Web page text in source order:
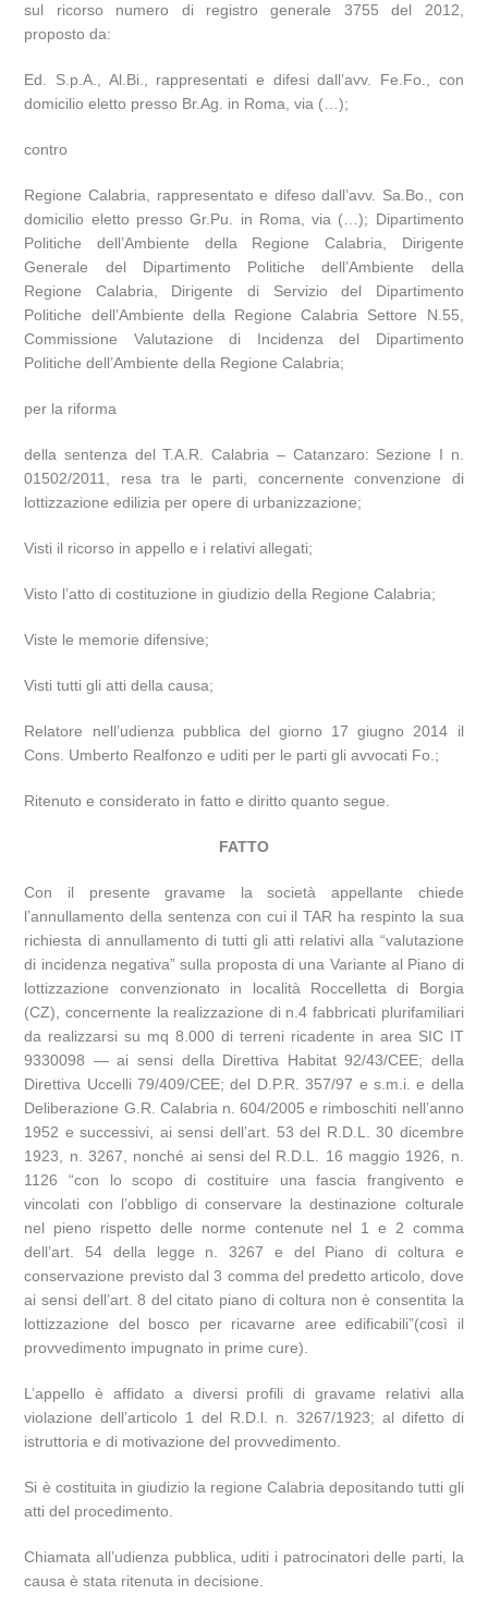
sul ricorso numero di registro generale 3755 del 2012,
proposto da:
Ed. S.p.A., Al.Bi., rappresentati e difesi dall’avv. Fe.Fo., con
domicilio eletto presso Br.Ag. in Roma, via (…);
contro
Regione Calabria, rappresentato e difeso dall’avv. Sa.Bo., con
domicilio eletto presso Gr.Pu. in Roma, via (…); Dipartimento
Politiche dell’Ambiente della Regione Calabria, Dirigente
Generale del Dipartimento Politiche dell’Ambiente della
Regione Calabria, Dirigente di Servizio del Dipartimento
Politiche dell’Ambiente della Regione Calabria Settore N.55,
Commissione Valutazione di Incidenza del Dipartimento
Politiche dell’Ambiente della Regione Calabria;
per la riforma
della sentenza del T.A.R. Calabria – Catanzaro: Sezione I n.
01502/2011, resa tra le parti, concernente convenzione di
lottizzazione edilizia per opere di urbanizzazione;
Visti il ricorso in appello e i relativi allegati;
Visto l’atto di costituzione in giudizio della Regione Calabria;
Viste le memorie difensive;
Visti tutti gli atti della causa;
Relatore nell’udienza pubblica del giorno 17 giugno 2014 il
Cons. Umberto Realfonzo e uditi per le parti gli avvocati Fo.;
Ritenuto e considerato in fatto e diritto quanto segue.
FATTO
Con il presente gravame la società appellante chiede
l’annullamento della sentenza con cui il TAR ha respinto la sua
richiesta di annullamento di tutti gli atti relativi alla “valutazione
di incidenza negativa” sulla proposta di una Variante al Piano di
lottizzazione convenzionato in località Roccelletta di Borgia
(CZ), concernente la realizzazione di n.4 fabbricati plurifamiliari
da realizzarsi su mq 8.000 di terreni ricadente in area SIC IT
9330098 — ai sensi della Direttiva Habitat 92/43/CEE; della
Direttiva Uccelli 79/409/CEE; del D.P.R. 357/97 e s.m.i. e della
Deliberazione G.R. Calabria n. 604/2005 e rimboschiti nell’anno
1952 e successivi, ai sensi dell’art. 53 del R.D.L. 30 dicembre
1923, n. 3267, nonché ai sensi del R.D.L. 16 maggio 1926, n.
1126 “con lo scopo di costituire una fascia frangivento e
vincolati con l’obbligo di conservare la destinazione colturale
nel pieno rispetto delle norme contenute nel 1 e 2 comma
dell’art. 54 della legge n. 3267 e del Piano di coltura e
conservazione previsto dal 3 comma del predetto articolo, dove
ai sensi dell’art. 8 del citato piano di coltura non è consentita la
lottizzazione del bosco per ricavarne aree edificabili”(così il
provvedimento impugnato in prime cure).
L’appello è affidato a diversi profili di gravame relativi alla
violazione dell’articolo 1 del R.D.l. n. 3267/1923; al difetto di
istruttoria e di motivazione del provvedimento.
Si è costituita in giudizio la regione Calabria depositando tutti gli
atti del procedimento.
Chiamata all’udienza pubblica, uditi i patrocinatori delle parti, la
causa è stata ritenuta in decisione.